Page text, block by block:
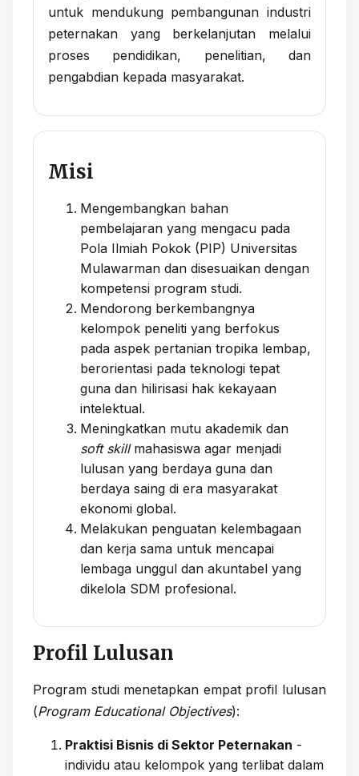
untuk mendukung pembangunan industri
peternakan yang berkelanjutan melalui
proses pendidikan, penelitian, dan
pengabdian kepada masyarakat.
Misi
Mengembangkan bahan
pembelajaran yang mengacu pada
Pola Ilmiah Pokok (PIP) Universitas
Mulawarman dan disesuaikan dengan
kompetensi program studi.
Mendorong berkembangnya
kelompok peneliti yang berfokus
pada aspek pertanian tropika lembap,
berorientasi pada teknologi tepat
guna dan hilirisasi hak kekayaan
intelektual.
Meningkatkan mutu akademik dan
soft skillmahasiswa agar menjadi
lulusan yang berdaya guna dan
berdaya saing di era masyarakat
ekonomi global.
Melakukan penguatan kelembagaan
dan kerja sama untuk mencapai
lembaga unggul dan akuntabel yang
dikelola SDM profesional.
Profil Lulusan
Program studi menetapkan empat profil lulusan
(Program Educational Objectives):
Praktisi Bisnis di Sektor Peternakan -
individu atau kelompok yang terlibat dalam